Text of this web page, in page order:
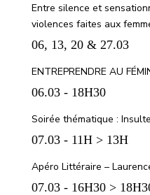
Entre silence et
violences faites aux
06, 13, 20 & 27.03
ENTREPRENDRE AU
06.03 - 18H30
Soirée thématique :
07.03 - 11H > 13H
Apéro Littéraire –
07.03 - 16H30 >